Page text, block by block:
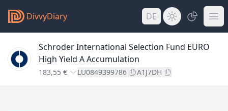
DivvyDiary DE
Schroder International Selection Fund EURO
High Yield A Accumulation
183,55 € LU0849399786 A1J7DH